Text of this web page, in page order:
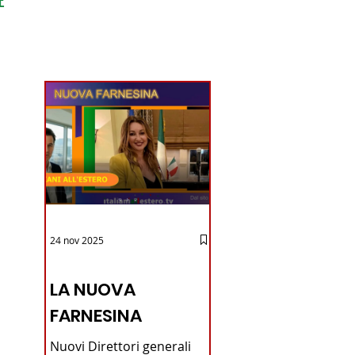
LA NUOVA
FARNESINA
Nuovi Direttori generali
24 nov 2025